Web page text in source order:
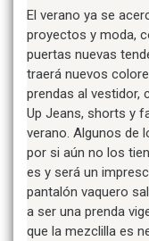
El verano ya se
proyectos y moda,
puertas nuevas
traerá nuevos
prendas al vestidor,
Up Jeans, shorts y
verano. Algunos de
por si aún no los
es y será un
pantalón vaquero
a ser una prenda
que la mezclilla es